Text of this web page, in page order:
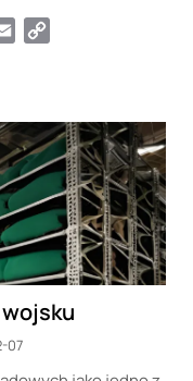
Email
07